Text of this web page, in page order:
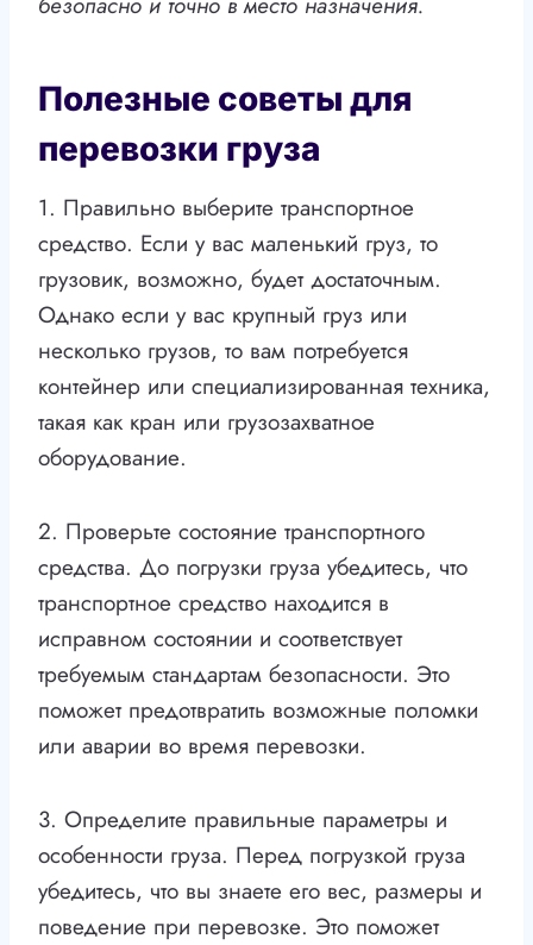
Полезные советы для
перевозки груза
1. Правильно выберите транспортное
средство. Если у вас маленький груз, то
грузовик, возможно, будет достаточным.
Однако если у вас крупный груз или
несколько грузов, то вам потребуется
контейнер или специализированная техника,
такая как кран или грузозахватное
оборудование.
2. Проверьте состояние транспортного
средства. До погрузки груза убедитесь, что
транспортное средство находится в
исправном состоянии и соответствует
требуемым стандартам безопасности. Это
поможет предотвратить возможные поломки
или аварии во время перевозки.
3. Определите правильные параметры и
особенности груза. Перед погрузкой груза
убедитесь, что вы знаете его вес, размеры и
поведение при перевозке. Это поможет